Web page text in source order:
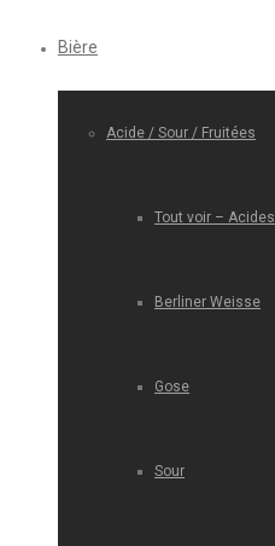
Bière
Acide / Sour / Fruitées
Tout voir – Acides
Berliner Weisse
Gose
Sour